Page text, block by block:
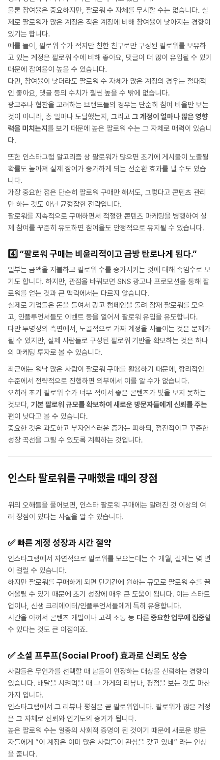
물론 참여율은 중요하지만, 팔로워 수 자체를 무시할 수는 없습니다. 실
제로 팔로워가 많은 계정은 작은 계정에 비해 참여율이 낮아지는 경향이
있기는 합니다.
예를 들어, 팔로워 수가 적지만 친한 친구로만 구성된 팔로워를 보유하
고 있는 계정은 팔로워 수에 비해 좋아요, 댓글이 더 많이 유입될 수 있기
때문에 참여율이 높을 수 있습니다.
다만, 참여율이 낮더라도 팔로워 수 자체가 많은 계정의 경우는 절대적
인 좋아요, 댓글 등의 수치가 훨씬 높을 수 밖에 없습니다.
광고주나 협찬을 고려하는 브랜드들의 경우는 단순히 참여 비율만 보는
것이 아니라, 총 얼마나 도달했는지, 그리고 그 계정이 얼마나 많은 영향
력을 미치는지 를 보기 때문에 높은 팔로워 수는 그 자체로 매력이 있습니
다.
또한 인스타그램 알고리즘 상 팔로워가 많으면 초기에 게시물이 노출될
확률도 높아져 실제 참여가 증가하게 되는 선순환 효과를 낼 수도 있습
니다.
가장 중요한 점은 단순히 팔로워 구매만 해서도, 그렇다고 콘텐츠 관리
만 하는 것도 아닌 균형잡힌 전략입니다.
팔로워를 지속적으로 구매하면서 적절한 콘텐츠 마케팅을 병행하여 실
제 참여를 꾸준히 유도하면 참여율도 안정적으로 유지될 수 있습니다.
4️⃣ “팔로워 구매는 비윤리적이고 금방 탄로나게 된다.”
일부는 금액을 지불하고 팔로워 수를 증가시키는 것에 대해 속임수로 보
기도 합니다. 하지만, 관점을 바꿔보면 SNS 광고나 프로모션을 통해 팔
로워를 얻는 것과 큰 맥락에서는 다르지 않습니다.
실제로 기업들은 돈을 들여서 광고 캠페인을 돌려 잠재 팔로워를 모으
고, 인플루언서들도 이벤트 등을 열어서 팔로워 유입을 유도합니다.
다만 투명성의 측면에서, 노골적으로 가짜 계정을 사들이는 것은 문제가
될 수 있지만, 실제 사람들로 구성된 팔로워 기반을 확보하는 것은 하나
의 마케팅 투자로 볼 수 있습니다.
최근에는 워낙 많은 사람이 팔로워 구매를 활용하기 때문에, 합리적인
수준에서 전략적으로 진행하면 외부에서 이를 알 수가 없습니다.
오히려 초기 팔로워 수가 너무 적어서 좋은 콘텐츠가 빛을 보지 못하는
것보다, 기본 팔로워 규모를 확보하여 새로운 방문자들에게 신뢰를 주는
편이 낫다고 볼 수 있습니다.
중요한 것은 과도하고 부자연스러운 증가는 피하되, 점진적이고 꾸준한
성장 곡선을 그릴 수 있도록 계획하는 것입니다.
인스타 팔로워를 구매했을 때의 장점
위의 오해들을 풀어보면, 인스타 팔로워 구매에는 알려진 것 이상의 여
러 장점이 있다는 사실을 알 수 있습니다.
✅빠른 계정 성장과 시간 절약
인스타그램에서 자연적으로 팔로워를 모으는데는 수 개월, 길게는 몇 년
이 걸릴 수 있습니다.
하지만 팔로워를 구매하게 되면 단기간에 원하는 규모로 팔로워 수를 끌
어올릴 수 있기 때문에 초기 성장에 매우 큰 도움이 됩니다. 이는 스타트
업이나, 신생 크리에이터/인플루언서들에게 특히 유용합니다.
시간을 아껴서 콘텐츠 개발이나 고객 소통 등 다른 중요한 업무에 집중할
수 있다는 것도 큰 이점이죠.
✅소셜 프루프(Social Proof) 효과로 신뢰도 상승
사람들은 무언가를 선택할 때 남들이 인정하는 대상을 신뢰하는 경향이
있습니다. 배달을 시켜먹을 때 그 가게의 리뷰나, 평점을 보는 것도 마찬
가지 입니다.
인스타그램에서 그 리뷰나 평점은 곧 팔로워입니다. 팔로워가 많은 계정
은 그 자체로 신뢰와 인기도의 증거가 됩니다.
높은 팔로워 수는 일종의 사회적 증명이 된 것이기 때문에 새로운 방문
자들에게 “이 계정은 이미 많은 사람들이 관심을 갖고 있네” 라는 인상
을 줍니다.